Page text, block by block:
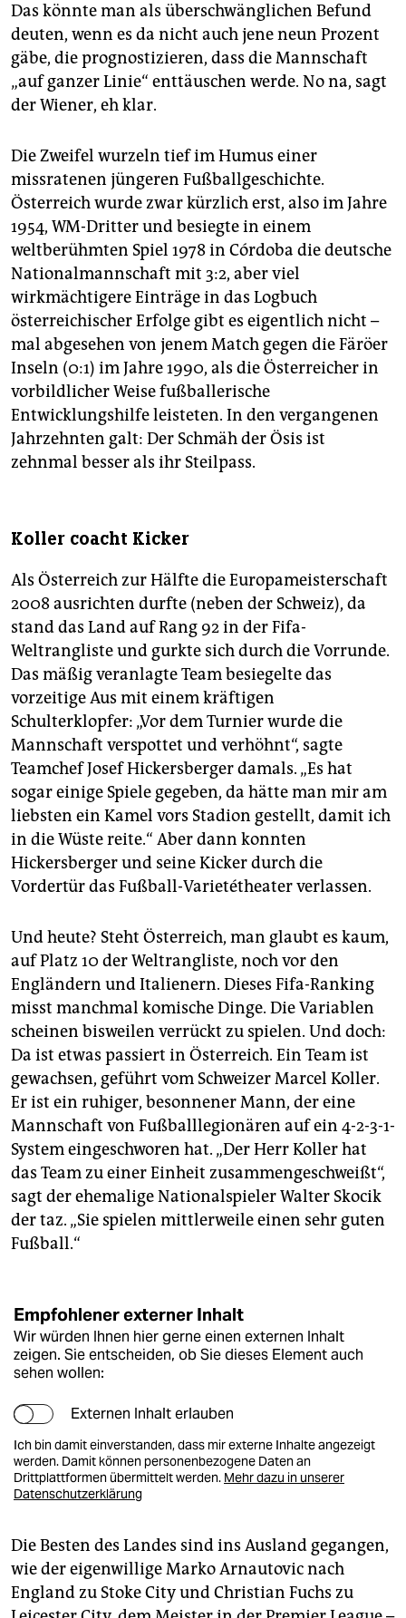
Das könnte man als überschwänglichen Befund
deuten, wenn es da nicht auch jene neun Prozent
gäbe, die prognostizieren, dass die Mannschaft
„auf ganzer Linie“ enttäuschen werde. No na, sagt
der Wiener, eh klar.
Die Zweifel wurzeln tief im Humus einer
missratenen jüngeren Fußballgeschichte.
Österreich wurde zwar kürzlich erst, also im Jahre
1954, WM-Dritter und besiegte in einem
weltberühmten Spiel 1978 in Córdoba die deutsche
Nationalmannschaft mit 3:2, aber viel
wirkmächtigere Einträge in das Logbuch
österreichischer Erfolge gibt es eigentlich nicht –
mal abgesehen von jenem Match gegen die Färöer
Inseln (0:1) im Jahre 1990, als die Österreicher in
vorbildlicher Weise fußballerische
Entwicklungshilfe leisteten. In den vergangenen
Jahrzehnten galt: Der Schmäh der Ösis ist
zehnmal besser als ihr Steilpass.
Koller coacht Kicker
Als Österreich zur Hälfte die Europameisterschaft
2008 ausrichten durfte (neben der Schweiz), da
stand das Land auf Rang 92 in der Fifa-
Weltrangliste und gurkte sich durch die Vorrunde.
Das mäßig veranlagte Team besiegelte das
vorzeitige Aus mit einem kräftigen
Schulterklopfer: „Vor dem Turnier wurde die
Mannschaft verspottet und verhöhnt“, sagte
Teamchef Josef Hickersberger damals. „Es hat
sogar einige Spiele gegeben, da hätte man mir am
liebsten ein Kamel vors Stadion gestellt, damit ich
in die Wüste reite.“ Aber dann konnten
Hickersberger und seine Kicker durch die
Vordertür das Fußball-Varietétheater verlassen.
Und heute? Steht Österreich, man glaubt es kaum,
auf Platz 10 der Weltrangliste, noch vor den
Engländern und Italienern. Dieses Fifa-Ranking
misst manchmal komische Dinge. Die Variablen
scheinen bisweilen verrückt zu spielen. Und doch:
Da ist etwas passiert in Österreich. Ein Team ist
gewachsen, geführt vom Schweizer Marcel Koller.
Er ist ein ruhiger, besonnener Mann, der eine
Mannschaft von Fußballlegionären auf ein 4-2-3-1-
System eingeschworen hat. „Der Herr Koller hat
das Team zu einer Einheit zusammengeschweißt“,
sagt der ehemalige Nationalspieler Walter Skocik
der taz. „Sie spielen mittlerweile einen sehr guten
Fußball.“
Empfohlener externer Inhalt
Wir würden Ihnen hier gerne einen externen Inhalt
zeigen. Sie entscheiden, ob Sie dieses Element auch
sehen wollen:
Externen Inhalt erlauben
Ich bin damit einverstanden, dass mir externe Inhalte angezeigt
werden. Damit können personenbezogene Daten an
Drittplattformen übermittelt werden. Mehr dazu in unserer
Datenschutzerklärung
Die Besten des Landes sind ins Ausland gegangen,
wie der eigenwillige Marko Arnautovic nach
England zu Stoke City und Christian Fuchs zu